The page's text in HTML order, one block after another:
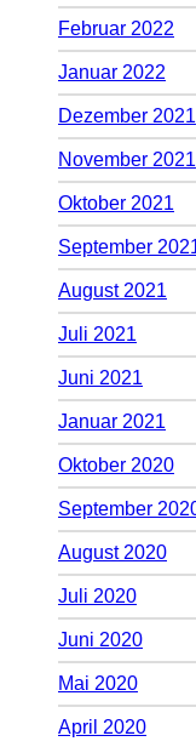
Februar 2022
Januar 2022
Dezember 2021
November 2021
Oktober 2021
September
August 2021
Juli 2021
Juni 2021
Januar 2021
Oktober 2020
September
August 2020
Juli 2020
Juni 2020
Mai 2020
April 2020